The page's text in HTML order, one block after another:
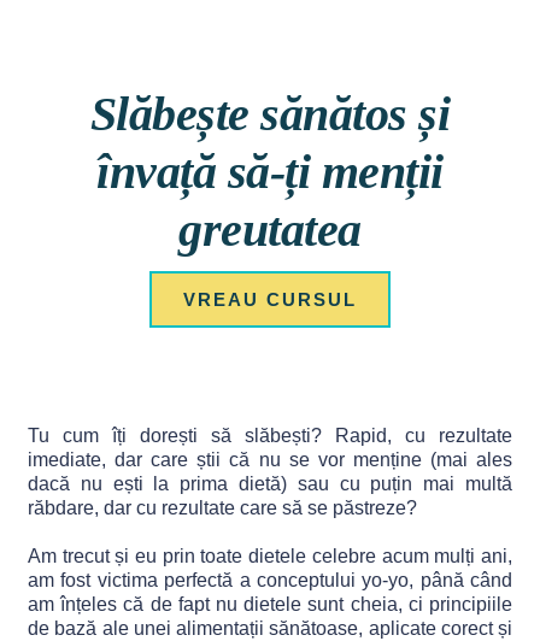
Slăbește sănătos și
învață să-ți menții
greutatea
VREAU CURSUL
Tu cum îți dorești să slăbești? Rapid, cu rezultate
imediate, dar care știi că nu se vor menține (mai ales
dacă nu ești la prima dietă) sau cu puțin mai multă
răbdare, dar cu rezultate care să se păstreze?
Am trecut și eu prin toate dietele celebre acum mulți ani,
am fost victima perfectă a conceptului yo-yo, până când
am înțeles că de fapt nu dietele sunt cheia, ci principiile
de bază ale unei alimentații sănătoase, aplicate corect și